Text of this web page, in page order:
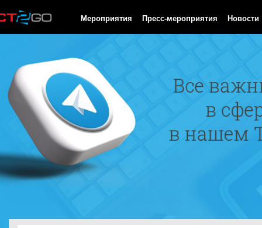
Мероприятия Пресс-мероприятия Новости